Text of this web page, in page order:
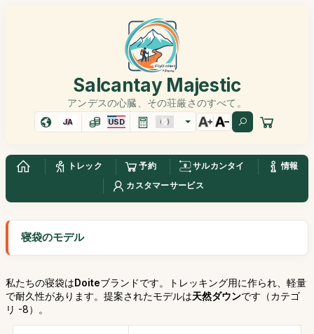
Salcantay Majestic
アンデスの心臓、その荘厳さのすべて。
JA USD
トレック 予約 サルカンタイ
情報
カスタマーサービス
寝袋のモデル
私たちの寝袋はDoiteブランドです。トレッキング用に作られ、軽量
で耐久性があります。提案されたモデルは天然ダウンです（カテゴ
リ -8）。